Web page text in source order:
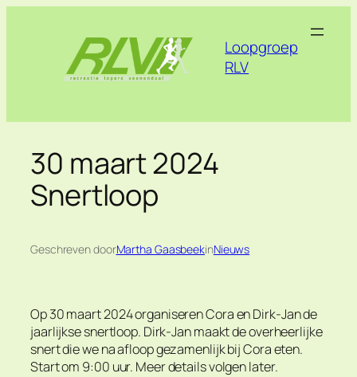
Loopgroep
RLV
30 maart 2024
Snertloop
Geschreven doorMartha GaasbeekinNieuws
Op 30 maart 2024 organiseren Cora en Dirk-Jan de
jaarlijkse snertloop. Dirk-Jan maakt de overheerlijke
snert die we na afloop gezamenlijk bij Cora eten.
Start om 9:00 uur. Meer details volgen later.